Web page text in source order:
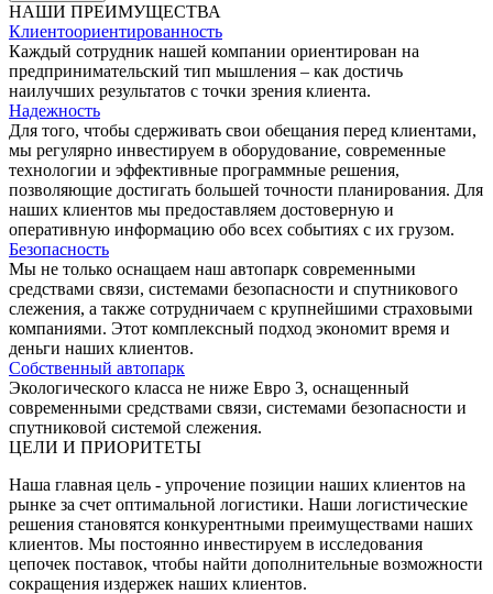
НАШИ ПРЕИМУЩЕСТВА
Клиентоориентированность
Каждый сотрудник нашей компании ориентирован на
предпринимательский тип мышления – как достичь
наилучших результатов с точки зрения клиента.
Надежность
Для того, чтобы сдерживать свои обещания перед клиентами,
мы регулярно инвестируем в оборудование, современные
технологии и эффективные программные решения,
позволяющие достигать большей точности планирования. Для
наших клиентов мы предоставляем достоверную и
оперативную информацию обо всех событиях с их грузом.
Безопасность
Мы не только оснащаем наш автопарк современными
средствами связи, системами безопасности и спутникового
слежения, а также сотрудничаем с крупнейшими страховыми
компаниями. Этот комплексный подход экономит время и
деньги наших клиентов.
Собственный автопарк
Экологического класса не ниже Евро 3, оснащенный
современными средствами связи, системами безопасности и
спутниковой системой слежения.
ЦЕЛИ И ПРИОРИТЕТЫ
Наша главная цель - упрочение позиции наших клиентов на
рынке за счет оптимальной логистики. Наши логистические
решения становятся конкурентными преимуществами наших
клиентов. Мы постоянно инвестируем в исследования
цепочек поставок, чтобы найти дополнительные возможности
сокращения издержек наших клиентов.